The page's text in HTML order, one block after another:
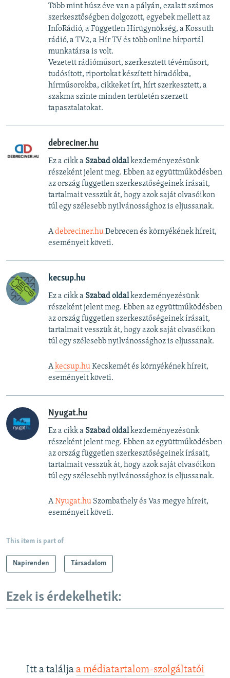
Több mint húsz éve van a pályán, ezalatt számos
szerkesztőségben dolgozott, egyebek mellett az
InfoRádió, a Független Hírügynökség, a Kossuth
rádió, a TV2, a Hír TV és több online hírportál
munkatársa is volt.
Vezetett rádióműsort, szerkesztett tévéműsort,
tudósított, riportokat készített híradókba,
hírműsorokba, cikkeket írt, hírt szerkesztett, a
szakma szinte minden területén szerzett
tapasztalatokat.
debreciner.hu
Ez a cikk a Szabad oldalkezdeményezésünk
részeként jelent meg. Ebben az együttműködésben
az ország független szerkesztőségeinek írásait,
tartalmait vesszük át, hogy azok saját olvasóikon
túl egy szélesebb nyilvánossághoz is eljussanak.
Adebreciner.huDebrecen és környékének híreit,
eseményeit követi.
kecsup.hu
Ez a cikk a Szabad oldalkezdeményezésünk
részeként jelent meg. Ebben az együttműködésben
az ország független szerkesztőségeinek írásait,
tartalmait vesszük át, hogy azok saját olvasóikon
túl egy szélesebb nyilvánossághoz is eljussanak.
Akecsup.huKecskemét és környékének híreit,
eseményeit követi.
Nyugat.hu
Ez a cikk a Szabad oldalkezdeményezésünk
részeként jelent meg. Ebben az együttműködésben
az ország független szerkesztőségeinek írásait,
tartalmait vesszük át, hogy azok saját olvasóikon
túl egy szélesebb nyilvánossághoz is eljussanak.
ANyugat.hu Szombathely és Vas megye híreit,
eseményeit követi.
This item is part of
Napirenden Társadalom
Ezek is érdekelhetik:
Itt a találja a médiatartalom-szolgáltatói